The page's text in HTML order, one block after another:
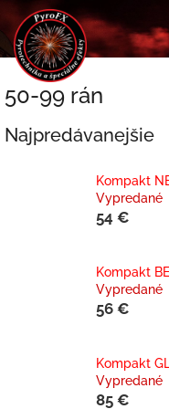
obsah
50-99 rán
Najpredávanejšie
Kompakt
Vypredané
54 €
Kompakt
Vypredané
56 €
Kompakt
Vypredané
85 €